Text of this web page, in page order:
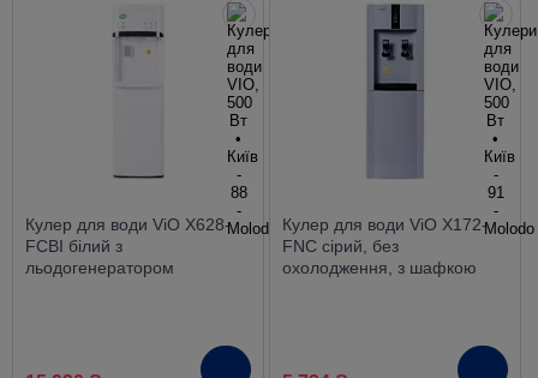
Кулер для води ViO X628-
FCBI білий з
льодогенератором
Кулер для води ViO X172-
FNC сірий, без
охолодження, з шафкою